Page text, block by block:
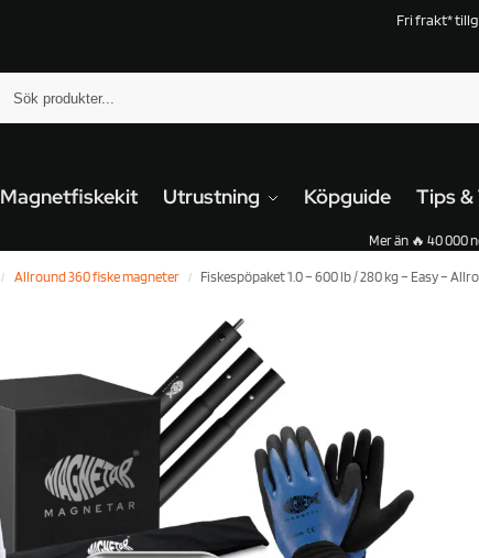
Fri frakt*
Magnetfiskekit Utrustning Köpguide Tips &
Mer än 🔥 40 000
/ Allround 360 fiske magneter / Fiskespöpaket 1.0 – 600 lb / 280 kg – Easy –